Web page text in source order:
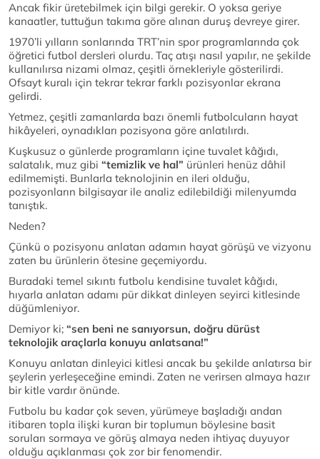
Ancak fikir üretebilmek için bilgi gerekir. O yoksa geriye
kanaatler, tuttuğun takıma göre alınan duruş devreye girer.
1970’li yılların sonlarında TRT’nin spor programlarında çok
öğretici futbol dersleri olurdu. Taç atışı nasıl yapılır, ne şekilde
kullanılırsa nizami olmaz, çeşitli örnekleriyle gösterilirdi.
Ofsayt kuralı için tekrar tekrar farklı pozisyonlar ekrana
gelirdi.
Yetmez, çeşitli zamanlarda bazı önemli futbolcuların hayat
hikâyeleri, oynadıkları pozisyona göre anlatılırdı.
Kuşkusuz o günlerde programların içine tuvalet kâğıdı,
salatalık, muz gibi “temizlik ve hal” ürünleri henüz dâhil
edilmemişti. Bunlarla teknolojinin en ileri olduğu,
pozisyonların bilgisayar ile analiz edilebildiği milenyumda
tanıştık.
Neden?
Çünkü o pozisyonu anlatan adamın hayat görüşü ve vizyonu
zaten bu ürünlerin ötesine geçemiyordu.
Buradaki temel sıkıntı futbolu kendisine tuvalet kâğıdı,
hıyarla anlatan adamı pür dikkat dinleyen seyirci kitlesinde
düğümleniyor.
Demiyor ki; “sen beni ne sanıyorsun, doğru dürüst
teknolojik araçlarla konuyu anlatsana!”
Konuyu anlatan dinleyici kitlesi ancak bu şekilde anlatırsa bir
şeylerin yerleşeceğine emindi. Zaten ne verirsen almaya hazır
bir kitle vardır önünde.
Futbolu bu kadar çok seven, yürümeye başladığı andan
itibaren topla ilişki kuran bir toplumun böylesine basit
soruları sormaya ve görüş almaya neden ihtiyaç duyuyor
olduğu açıklanması çok zor bir fenomendir.